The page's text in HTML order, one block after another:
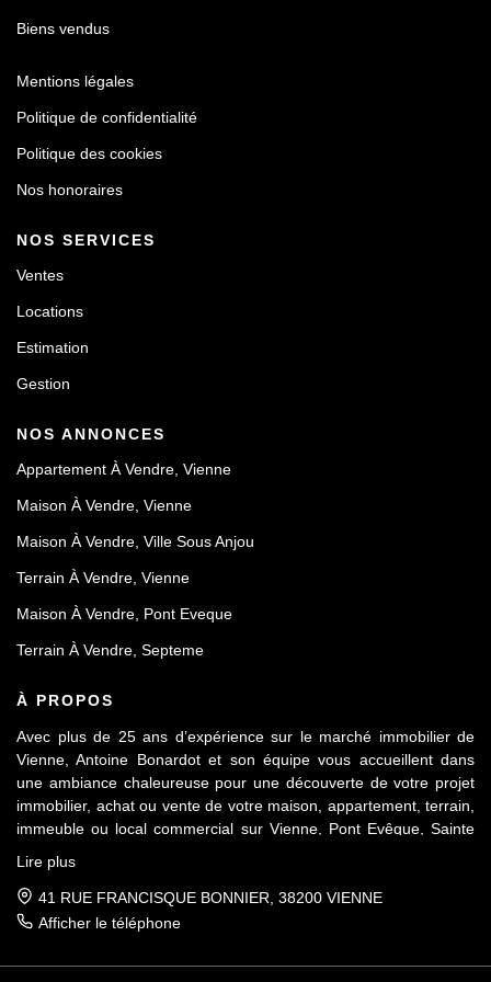
Biens vendus
Mentions légales
Politique de confidentialité
Politique des cookies
Nos honoraires
NOS SERVICES
Ventes
Locations
Estimation
Gestion
NOS ANNONCES
Appartement À Vendre, Vienne
Maison À Vendre, Vienne
Maison À Vendre, Ville Sous Anjou
Terrain À Vendre, Vienne
Maison À Vendre, Pont Eveque
Terrain À Vendre, Septeme
À PROPOS
Avec plus de 25 ans d’expérience sur le marché immobilier de
Vienne, Antoine Bonardot et son équipe vous accueillent dans
une ambiance chaleureuse pour une découverte de votre projet
immobilier, achat ou vente de votre maison, appartement, terrain,
immeuble ou local commercial sur Vienne, Pont Evêque, Sainte
respect déontologique de notre profession, notre équipe vous
accompagne de A à Z, dans la confiance mutuelle, pour une
parfaite réussite de votre projet.
Lire plus
41 RUE FRANCISQUE BONNIER, 38200 VIENNE
Afficher le téléphone